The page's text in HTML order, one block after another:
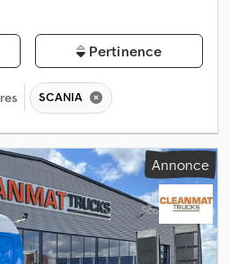
Pertinence
SCANIA
Annonce